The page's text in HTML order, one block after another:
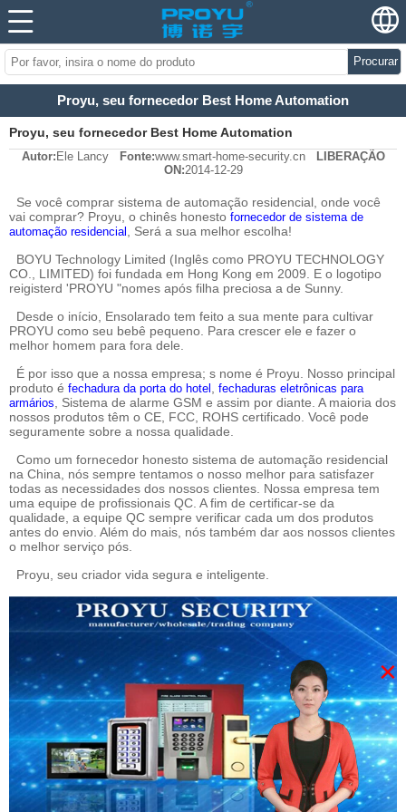
Procurar
Proyu, seu fornecedor Best Home Automation
Proyu, seu fornecedor Best Home Automation
Autor: Ele Lancy Fonte:www.smart-home-security.cn
LIBERAÇÃO
ON:2014-12-29
Se você comprar sistema de automação residencial, onde você
vai comprar? Proyu, o chinês honesto fornecedor de sistema de
automação residencial
, Será a sua melhor escolha!
BOYU Technology Limited (Inglês como PROYU TECHNOLOGY
CO., LIMITED) foi fundada em Hong Kong em 2009. E o logotipo
reigisterd 'PROYU "nomes após filha preciosa a de Sunny.
Desde o início, Ensolarado tem feito a sua mente para cultivar
PROYU como seu bebê pequeno. Para crescer ele e fazer o
melhor homem para fora dele.
É por isso que a nossa empresa; s nome é Proyu. Nosso principal
produto é fechadura da porta do hotel
fechaduras eletrônicas para
armários , Sistema de alarme GSM e assim por diante. A maioria dos
nossos produtos têm o CE, FCC, ROHS certificado. Você pode
seguramente sobre a nossa qualidade.
Como um fornecedor honesto sistema de automação residencial
na China, nós sempre tentamos o nosso melhor para satisfazer
todas as necessidades dos nossos clientes. Nossa empresa tem
uma equipe de profissionais QC. A fim de certificar-se da
qualidade, a equipe QC sempre verificar cada um dos produtos
antes do envio. Além do mais, nós também dar aos nossos clientes
o melhor serviço pós.
Proyu, seu criador vida segura e inteligente.
×